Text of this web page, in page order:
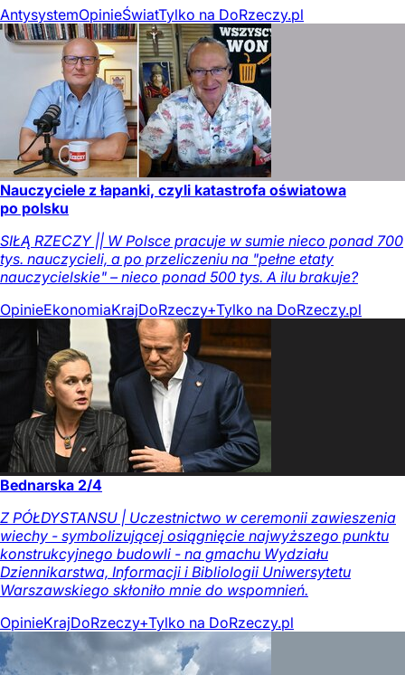
AntysystemOpinieŚwiatTylko na DoRzeczy.pl
Nauczyciele z łapanki, czyli katastrofa oświatowa
po polsku
SIŁĄ RZECZY || W Polsce pracuje w sumie nieco ponad 700
tys. nauczycieli, a po przeliczeniu na "pełne etaty
nauczycielskie" – nieco ponad 500 tys. A ilu brakuje?
OpinieEkonomiaKrajDoRzeczy+Tylko na DoRzeczy.pl
Bednarska 2/4
Z PÓŁDYSTANSU | Uczestnictwo w ceremonii zawieszenia
wiechy - symbolizującej osiągnięcie najwyższego punktu
konstrukcyjnego budowli - na gmachu Wydziału
Dziennikarstwa, Informacji i Bibliologii Uniwersytetu
Warszawskiego skłoniło mnie do wspomnień.
OpinieKrajDoRzeczy+Tylko na DoRzeczy.pl